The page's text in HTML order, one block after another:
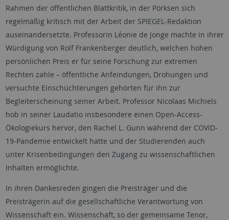
Rahmen der öffentlichen Blattkritik, in der Pörksen sich
regelmäßig kritisch mit der Arbeit der SPIEGEL-Redaktion
auseinandersetzte. Professorin Léonie de Jonge machte in ihrer
Würdigung von Rolf Frankenberger deutlich, welchen hohen
persönlichen Preis er für seine Forschung zur extremen
Rechten zahle – öffentliche Anfeindungen, Drohungen und
versuchte Einschüchterungen gehörten für ihn zur
Begleiterscheinung seiner Arbeit. Professor Nicolaas Michiels
hob in seiner Laudatio insbesondere einen Open-Access-
Ökologiekurs hervor, den Rachel L. Gunn während der COVID-
19-Pandemie entwickelt hatte und der Studierenden auch
unter Krisenbedingungen den Zugang zu wissenschaftlichen
Inhalten ermöglichte.
In ihren Dankesreden gingen die Preisträger und die
Preisträgerin auf die gesellschaftliche Verantwortung von
Wissenschaft ein. Wissenschaft, so der gemeinsame Tenor,